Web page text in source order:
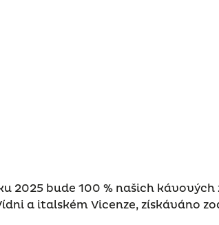
2025 bude 100 % našich kávových
a italském Vicenze, získáváno